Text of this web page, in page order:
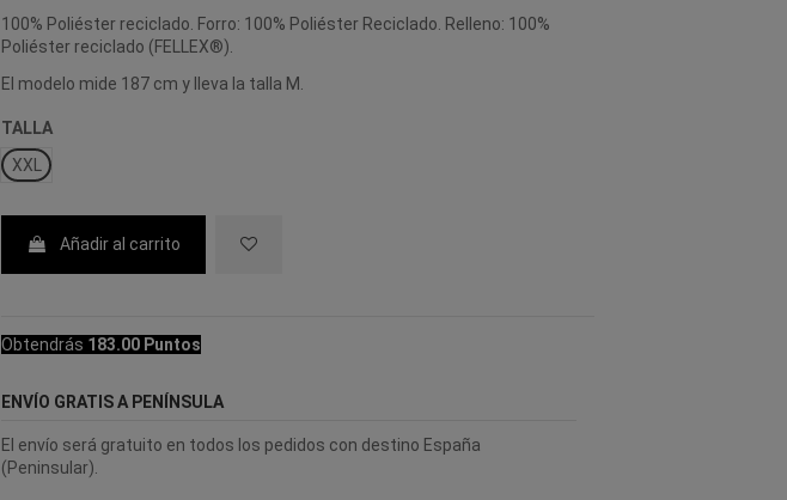
100% Poliéster reciclado. Forro: 100% Poliéster Reciclado. Relleno: 100%
Poliéster reciclado (FELLEX®).
El modelo mide 187 cm y lleva la talla M.
TALLA
XXL
Añadir al carrito
Obtendrás 183.00 Puntos
ENVÍO GRATIS A PENÍNSULA
El envío será gratuito en todos los pedidos con destino España
(Peninsular).